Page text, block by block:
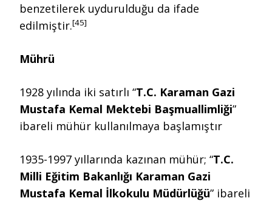
benzetilerek uydurulduğu da ifade
edilmiştir.[45]
Mührü
1928 yılında iki satırlı “T.C. Karaman Gazi
Mustafa Kemal Mektebi Başmuallimliği”
ibareli mühür kullanılmaya başlamıştır
1935-1997 yıllarında kazınan mühür; “T.C.
Milli Eğitim Bakanlığı Karaman Gazi
Mustafa Kemal İlkokulu Müdürlüğü” ibareli